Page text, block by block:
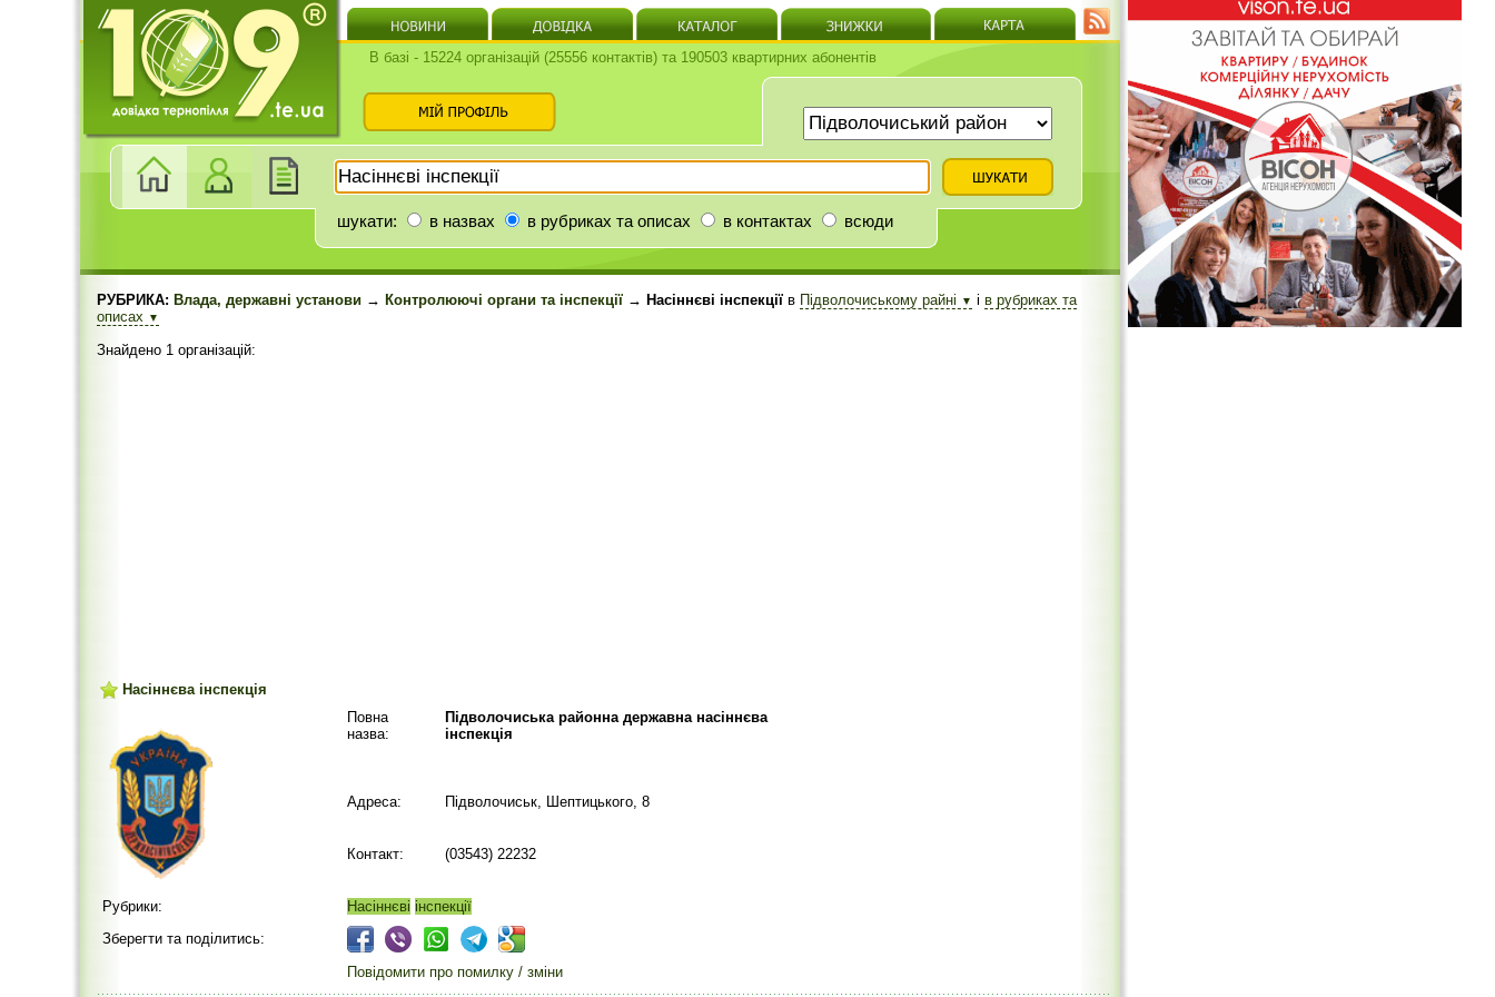
В базі - 15224 організацій (25556 контактів) та 190503 квартирних абонентів
шукати: в назвах в рубриках та описах в контактах всюди
РУБРИКА: Влада, державні установи → Контролюючі органи та інспекції → Насіннєві інспекції в Підволочиському райні ▼ і в рубриках та
описах ▼
Знайдено 1 організацій:
Насіннєва інспекція
Повна
назва:
Підволочиська районна державна насіннєва
інспекція
Адреса: Підволочиськ, Шептицького, 8
Контакт: (03543) 22232
Рубрики: Насіннєві інспекції
Зберегти та поділитись:
Повідомити про помилку / зміни